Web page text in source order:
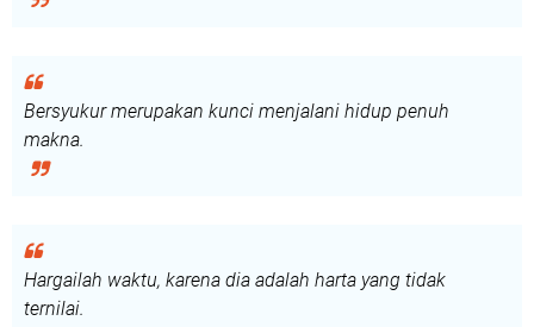
Bersyukur merupakan kunci menjalani hidup penuh
makna.
Hargailah waktu, karena dia adalah harta yang tidak
ternilai.